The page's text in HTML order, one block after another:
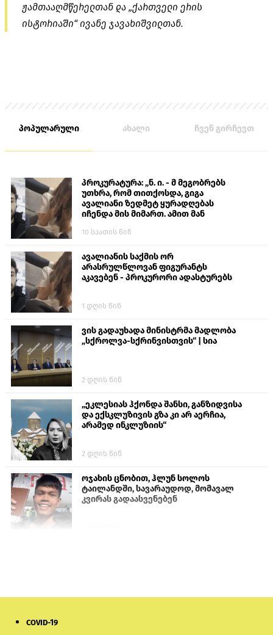
ჟამთააღმწერელთან და „ქართველი ერის
ისტორიაში“ ივანე ჯავახიშვილთან.
პოპულარული ახალი ჩვენ გირჩევთ
პროკურატურა: „ნ. ი. - მ მეგობრებს
უთხრა, რომ თითქოსდა, გიგა
ავალიანი ზედმეტ ყურადღებას
იჩენდა მის მიმართ. ამით მან
თავს დასხმოდა გიგა ავალიანს“
10 საათის წინ
ავალიანის საქმის ორ
არასრულწლოვან ფიგურანტს
აკავებენ - პროკურორი ადასტურებს
1 დღის წინ
ვის გადაუხადა მინისტრმა მადლობა
„სქროლვა-სქრინვისთვის“ | სია
2 დღის წინ
„ეკლესიას ჰქონდა შანსი, განზიდვისა
და ექსკლუზივის გზა კი არ აერჩია,
არამედ ინკლუზიის“
2 დღის წინ
ოჯახის ცნობით, ჰლუნ სოლოს
ტაილანდში, სავარაუდოდ, მომავალ
კვირას გადაასვენებენ
COVID-19